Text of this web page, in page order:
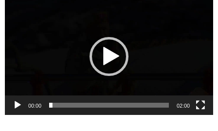
00:00 02:00